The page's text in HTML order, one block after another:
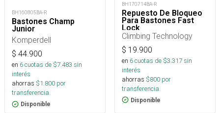
BH160805BA-R
Bastones Champ
Junior
Komperdell
$ 44.900
en 6cuotas de $7.483 sin
interés
ahorras $1.800 por
transferencia.
Disponible
BH170714BA-R
Repuesto De Bloqueo
Para Bastones Fast
Lock
Climbing Technology
$ 19.900
en 6cuotas de $3.317sin
interés
ahorras $800 por
transferencia.
Disponible